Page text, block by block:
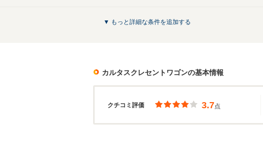
▼ もっと詳細な条件を追加する
カルタスクレセントワゴンの基本情報
クチコミ評価 3.7点